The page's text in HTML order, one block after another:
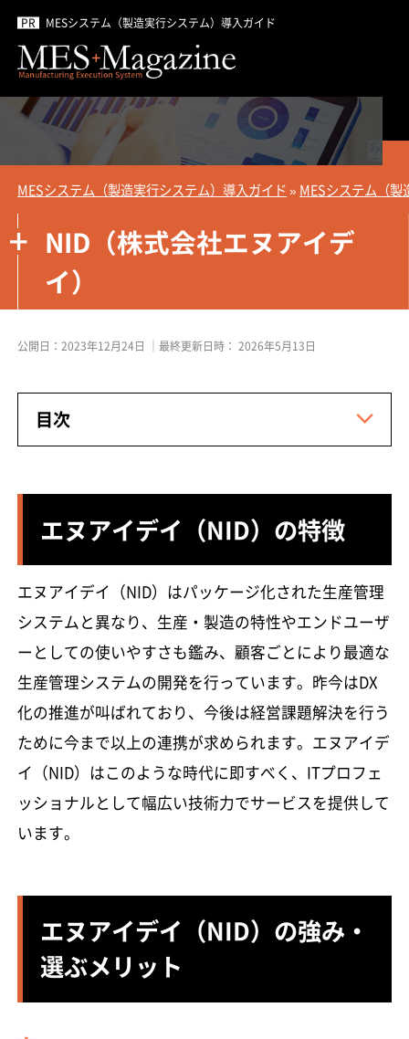
MESシステム（製造実行システム）導入ガイド
MESシステム（製造実行システム）導入ガイド»MESシステム（
NID（株式会社エヌアイデ
イ）
公開日：2023年12月24日 ｜最終更新日時：2026年5月13日
目次
エヌアイデイ（NID）の特徴
エヌアイデイ（NID）はパッケージ化された生産管理
システムと異なり、生産・製造の特性やエンドユーザ
ーとしての使いやすさも鑑み、顧客ごとにより最適な
生産管理システムの開発を行っています。昨今はDX
化の推進が叫ばれており、今後は経営課題解決を行う
ために今まで以上の連携が求められます。エヌアイデ
イ（NID）はこのような時代に即すべく、ITプロフェ
ッショナルとして幅広い技術力でサービスを提供して
います。
エヌアイデイ（NID）の強み・
選ぶメリット